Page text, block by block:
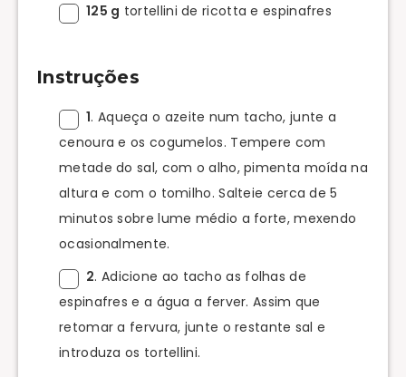
125 g tortellini de ricotta e espinafres
Instruções
1. Aqueça o azeite num tacho, junte a
cenoura e os cogumelos. Tempere com
metade do sal, com o alho, pimenta moída na
altura e com o tomilho. Salteie cerca de 5
minutos sobre lume médio a forte, mexendo
ocasionalmente.
2. Adicione ao tacho as folhas de
espinafres e a água a ferver. Assim que
retomar a fervura, junte o restante sal e
introduza os tortellini.